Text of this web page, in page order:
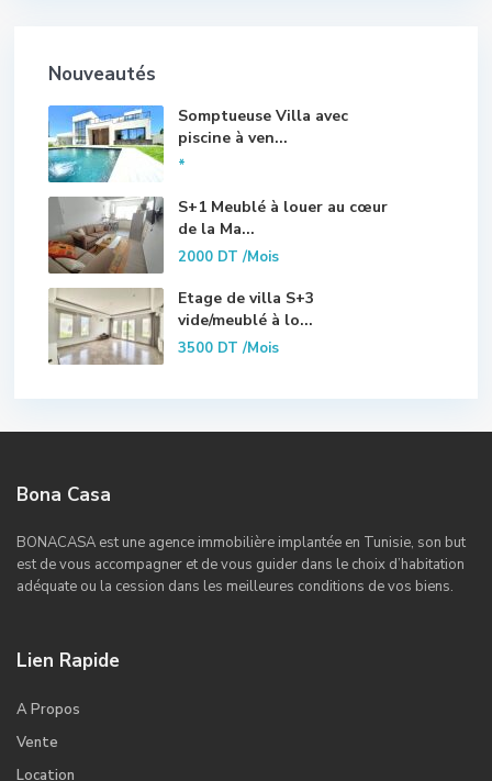
Nouveautés
Somptueuse Villa avec
piscine à ven...
*
S+1 Meublé à louer au cœur
de la Ma...
2000 DT/Mois
Etage de villa S+3
vide/meublé à lo...
3500 DT/Mois
Bona Casa
BONACASA est une agence immobilière implantée en Tunisie, son but
est de vous accompagner et de vous guider dans le choix d’habitation
adéquate ou la cession dans les meilleures conditions de vos biens.
Lien Rapide
A Propos
Vente
Location